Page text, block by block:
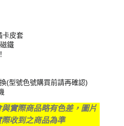
卡皮套
鐵
(型號色號購買前請再確認)
實際商品略有色差，圖片
收到之商品為準